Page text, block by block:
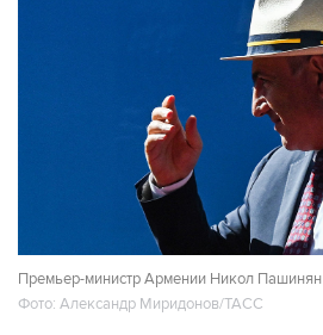
Премьер-министр Армении Никол Пашинян
Фото: Александр Миридонов/ТАСС